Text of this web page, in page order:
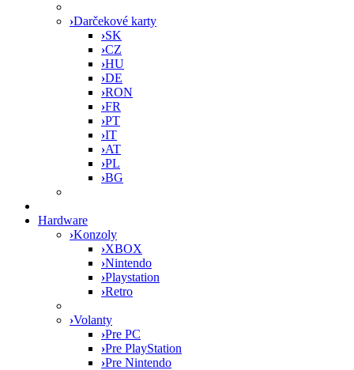
›Darčekové karty
›SK
›CZ
›HU
›DE
›RON
›FR
›PT
›IT
›AT
›PL
›BG
Hardware
›Konzoly
›XBOX
›Nintendo
›Playstation
›Retro
›Volanty
›Pre PC
›Pre PlayStation
›Pre Nintendo